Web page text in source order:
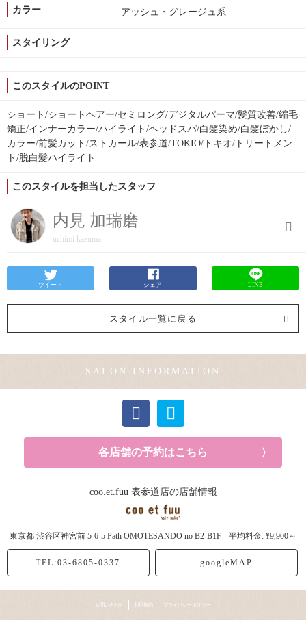
カラー アッシュ・グレージュ系
スタイリング
このスタイルのPOINT
ショート/ショートヘアー/セミロング/デジタルパーマ/髪質改善/縮毛
矯正/インナーカラー/ハイライト/ヘッドスパ/白髪染め/白髪ぼかし/
カラー/前髪カット/ストカール/表参道/TOKIO/トキオ/トリートメン
ト/脱白髪ハイライト
このスタイルを担当したスタッフ
内見 加瑞磨
uchimi kazuma
ツイート シェア LINE
スタイル一覧に戻る
SALON INFORMATION
各店舗の予約はこちら
coo.et.fuu 表参道店の店舗情報
東京都 渋谷区神宮前 5-6-5 Path OMOTESANDO no B2-B1F 平均料金: ¥9,900～
TEL:03-6805-0337 googleMAP
お問い合わせ 利用規約 プライバシーポリシー